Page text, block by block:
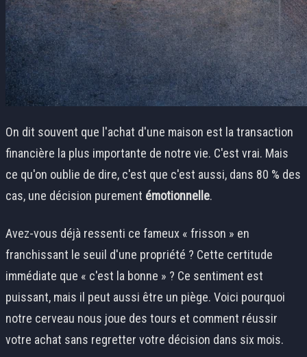
On dit souvent que l'achat d'une maison est la transaction
financière la plus importante de notre vie. C'est vrai. Mais
ce qu'on oublie de dire, c'est que c'est aussi, dans 80 % des
cas, une décision purement émotionnelle.
Avez-vous déjà ressenti ce fameux « frisson » en
franchissant le seuil d'une propriété ? Cette certitude
immédiate que « c'est la bonne » ? Ce sentiment est
puissant, mais il peut aussi être un piège. Voici pourquoi
notre cerveau nous joue des tours et comment réussir
votre achat sans regretter votre décision dans six mois.